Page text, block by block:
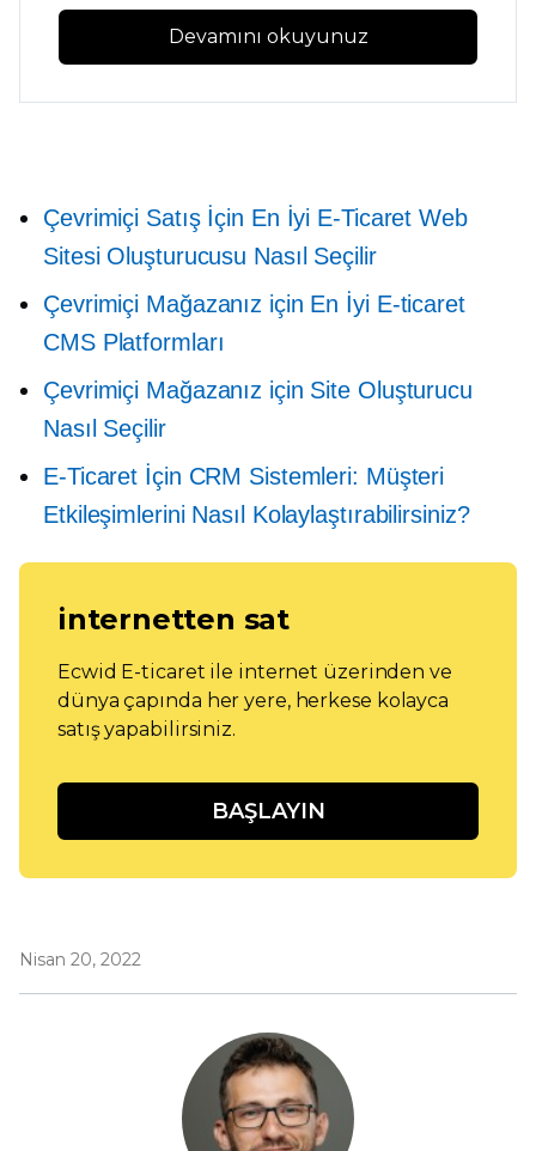
Devamını okuyunuz
Çevrimiçi Satış İçin En İyi E-Ticaret Web
Sitesi Oluşturucusu Nasıl Seçilir
Çevrimiçi Mağazanız için En İyi E-ticaret
CMS Platformları
Çevrimiçi Mağazanız için Site Oluşturucu
Nasıl Seçilir
E-Ticaret İçin CRM Sistemleri: Müşteri
Etkileşimlerini Nasıl Kolaylaştırabilirsiniz?
internetten sat
Ecwid E-ticaret ile internet üzerinden ve
dünya çapında her yere, herkese kolayca
satış yapabilirsiniz.
BAŞLAYIN
Nisan 20, 2022